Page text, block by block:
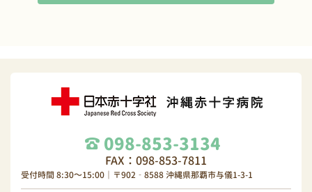
098-853-3134
FAX：098-853-7811
受付時間 8:30～15:00｜〒902‐8588 沖縄県那覇市与儀1-3-1